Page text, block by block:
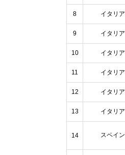
8 イタリア
9 イタリア
10 イタリア
11 イタリア
12 イタリア
13 イタリア
14 スペイン